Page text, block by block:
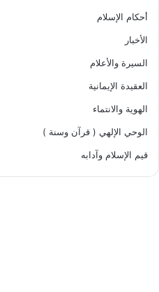
أحكام الإسلام
الأخبار
السيرة والأعلام
العقيدة الإيمانية
الهوية والانتماء
الوحي الإلهي ( قرآن وسنة )
قيم الإسلام وآدابه